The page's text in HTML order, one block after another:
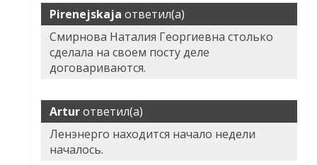
Pirenejskaja ответил(а)
Смирнова Наталия Георгиевна столько
сделала на своем посту деле
договариваются.
Arturответил(а)
Ленэнерго находится начало недели
началось.